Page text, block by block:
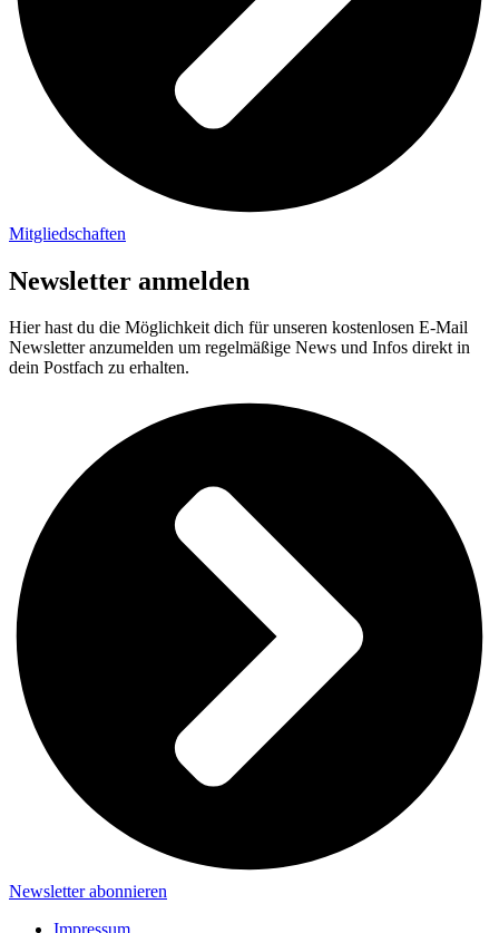
Mitgliedschaften
Newsletter anmelden
Hier hast du die Möglichkeit dich für unseren kostenlosen E-Mail
Newsletter anzumelden um regelmäßige News und Infos direkt in
dein Postfach zu erhalten.
Newsletter abonnieren